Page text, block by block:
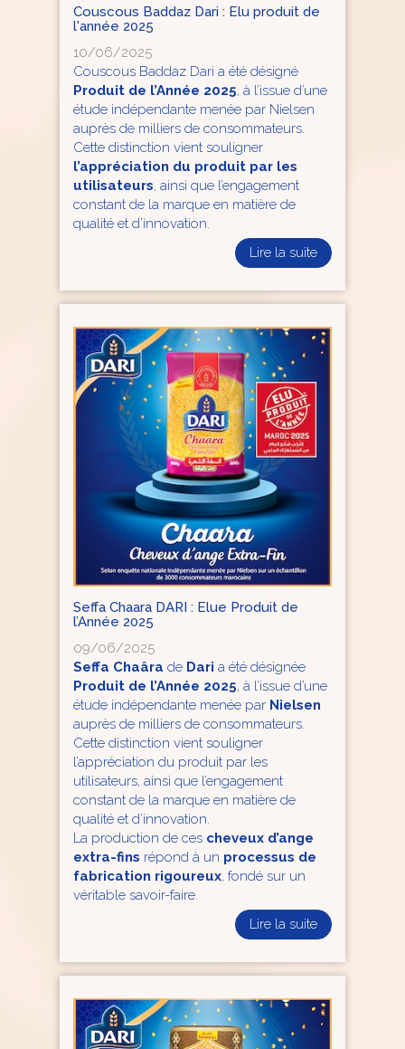
Couscous Baddaz Dari : Elu produit de
l'année 2025
10/06/2025
Couscous Baddaz Dari a été désigné
Produit de l’Année 2025, à l’issue d’une
étude indépendante menée par Nielsen
auprès de milliers de consommateurs.
Cette distinction vient souligner
l’appréciation du produit par les
utilisateurs, ainsi que l’engagement
constant de la marque en matière de
qualité et d’innovation.
Lire la suite
Seffa Chaara DARI : Elue Produit de
l’Année 2025
09/06/2025
Seffa Chaâra de Dari a été désignée
Produit de l’Année 2025, à l’issue d’une
étude indépendante menée par Nielsen
auprès de milliers de consommateurs.
Cette distinction vient souligner
l’appréciation du produit par les
utilisateurs, ainsi que l’engagement
constant de la marque en matière de
qualité et d’innovation.
La production de ces cheveux d’ange
extra-fins répond à un processus de
fabrication rigoureux, fondé sur un
véritable savoir-faire.
Lire la suite